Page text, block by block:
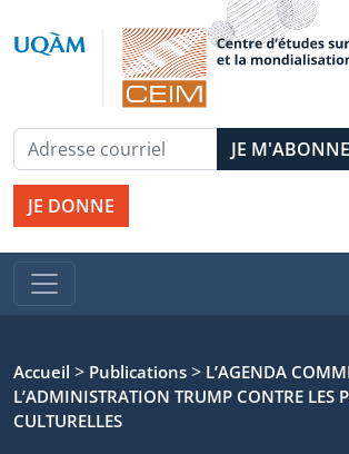
JE DONNE
Accueil > Publications > L’AGENDA
L’ADMINISTRATION TRUMP CONTRE LES
CULTURELLES